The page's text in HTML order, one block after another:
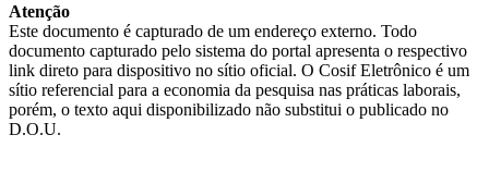
Atenção
Este documento é capturado de um endereço externo. Todo
documento capturado pelo sistema do portal apresenta o respectivo
link direto para dispositivo no sítio oficial. O Cosif Eletrônico é um
sítio referencial para a economia da pesquisa nas práticas laborais,
porém, o texto aqui disponibilizado não substitui o publicado no
D.O.U.